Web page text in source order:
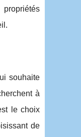
souhaite
à
le choix
de